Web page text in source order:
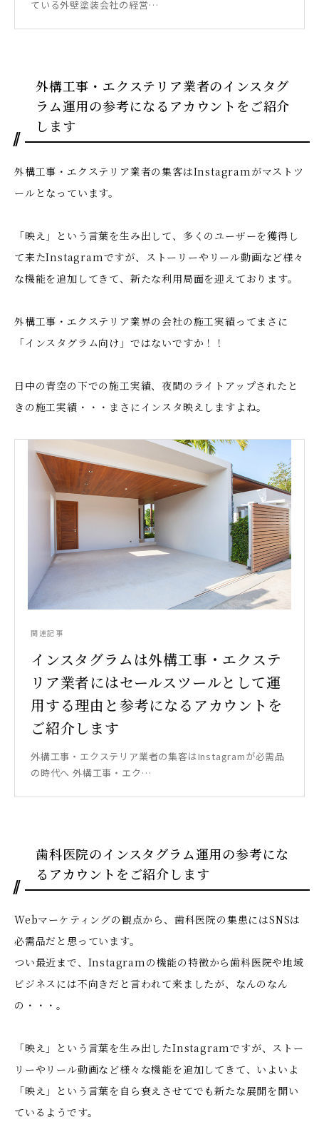
ている外壁塗装会社の経営…
外構工事・エクステリア業者のインスタグ
ラム運用の参考になるアカウントをご紹介
します
外構工事・エクステリア業者の集客はInstagramがマストツ
ールとなっています。
「映え」という言葉を生み出して、多くのユーザーを獲得し
て来たInstagramですが、ストーリーやリール動画など様々
な機能を追加してきて、新たな利用局面を迎えております。
外構工事・エクステリア業界の会社の施工実績ってまさに
「インスタグラム向け」ではないですか！！
日中の青空の下での施工実績、夜間のライトアップされたと
きの施工実績・・・まさにインスタ映えしますよね。
関連記事
インスタグラムは外構工事・エクステ
リア業者にはセールスツールとして運
用する理由と参考になるアカウントを
ご紹介します
外構工事・エクステリア業者の集客はInstagramが必需品
の時代へ 外構工事・エク…
歯科医院のインスタグラム運用の参考にな
るアカウントをご紹介します
Webマーケティングの観点から、歯科医院の集患にはSNSは
必需品だと思っています。
つい最近まで、Instagramの機能の特徴から歯科医院や地域
ビジネスには不向きだと言われて来ましたが、なんのなん
の・・・。
「映え」という言葉を生み出したInstagramですが、ストー
リーやリール動画など様々な機能を追加してきて、いよいよ
「映え」という言葉を自ら衰えさせてでも新たな展開を開い
ているようです。